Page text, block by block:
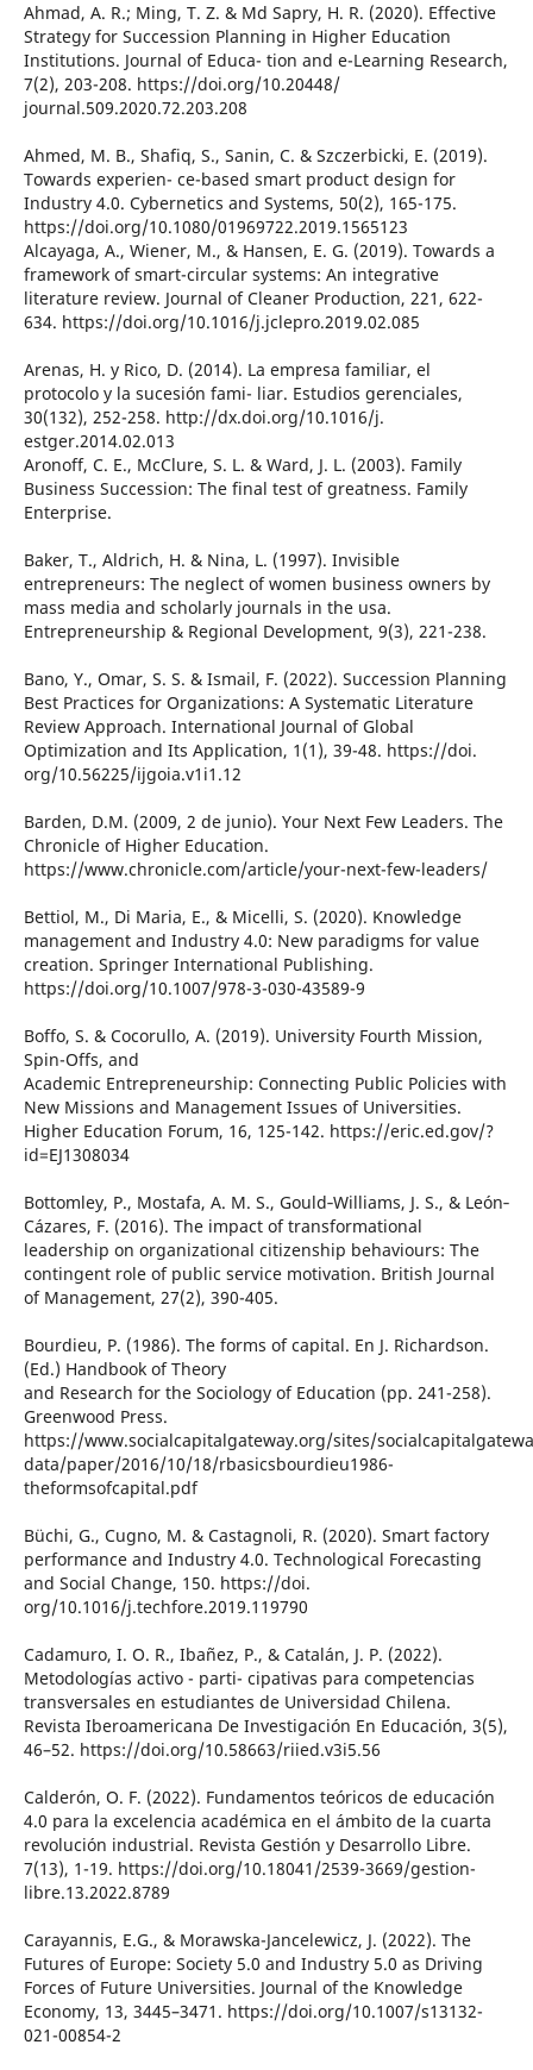
Ahmad, A. R.; Ming, T. Z. & Md Sapry, H. R. (2020). Effective
Strategy for Succession Planning in Higher Education
Institutions. Journal of Educa- tion and e-Learning Research,
7(2), 203-208. https://doi.org/10.20448/
journal.509.2020.72.203.208
Ahmed, M. B., Shafiq, S., Sanin, C. & Szczerbicki, E. (2019).
Towards experien- ce-based smart product design for
Industry 4.0. Cybernetics and Systems, 50(2), 165-175.
https://doi.org/10.1080/01969722.2019.1565123
Alcayaga, A., Wiener, M., & Hansen, E. G. (2019). Towards a
framework of smart-circular systems: An integrative
literature review. Journal of Cleaner Production, 221, 622-
634. https://doi.org/10.1016/j.jclepro.2019.02.085
Arenas, H. y Rico, D. (2014). La empresa familiar, el
protocolo y la sucesión fami- liar. Estudios gerenciales,
30(132), 252-258. http://dx.doi.org/10.1016/j.
estger.2014.02.013
Aronoff, C. E., McClure, S. L. & Ward, J. L. (2003). Family
Business Succession: The final test of greatness. Family
Enterprise.
Baker, T., Aldrich, H. & Nina, L. (1997). Invisible
entrepreneurs: The neglect of women business owners by
mass media and scholarly journals in the usa.
Entrepreneurship & Regional Development, 9(3), 221-238.
Bano, Y., Omar, S. S. & Ismail, F. (2022). Succession Planning
Best Practices for Organizations: A Systematic Literature
Review Approach. International Journal of Global
Optimization and Its Application, 1(1), 39-48. https://doi.
org/10.56225/ijgoia.v1i1.12
Barden, D.M. (2009, 2 de junio). Your Next Few Leaders. The
Chronicle of Higher Education.
https://www.chronicle.com/article/your-next-few-leaders/
Bettiol, M., Di Maria, E., & Micelli, S. (2020). Knowledge
management and Industry 4.0: New paradigms for value
creation. Springer International Publishing.
https://doi.org/10.1007/978-3-030-43589-9
Boffo, S. & Cocorullo, A. (2019). University Fourth Mission,
Spin-Offs, and
Academic Entrepreneurship: Connecting Public Policies with
New Missions and Management Issues of Universities.
Higher Education Forum, 16, 125-142. https://eric.ed.gov/?
id=EJ1308034
Bottomley, P., Mostafa, A. M. S., Gould‐Williams, J. S., & León‐
Cázares, F. (2016). The impact of transformational
leadership on organizational citizenship behaviours: The
contingent role of public service motivation. British Journal
of Management, 27(2), 390-405.
Bourdieu, P. (1986). The forms of capital. En J. Richardson.
(Ed.) Handbook of Theory
and Research for the Sociology of Education (pp. 241-258).
Greenwood Press.
https://www.socialcapitalgateway.org/sites/
data/paper/2016/10/18/rbasicsbourdieu1986-
theformsofcapital.pdf
Büchi, G., Cugno, M. & Castagnoli, R. (2020). Smart factory
performance and Industry 4.0. Technological Forecasting
and Social Change, 150. https://doi.
org/10.1016/j.techfore.2019.119790
Cadamuro, I. O. R., Ibañez, P., & Catalán, J. P. (2022).
Metodologías activo - parti- cipativas para competencias
transversales en estudiantes de Universidad Chilena.
Revista Iberoamericana De Investigación En Educación, 3(5),
46–52. https://doi.org/10.58663/riied.v3i5.56
Calderón, O. F. (2022). Fundamentos teóricos de educación
4.0 para la excelencia académica en el ámbito de la cuarta
revolución industrial. Revista Gestión y Desarrollo Libre.
7(13), 1-19. https://doi.org/10.18041/2539-3669/gestion-
libre.13.2022.8789
Carayannis, E.G., & Morawska-Jancelewicz, J. (2022). The
Futures of Europe: Society 5.0 and Industry 5.0 as Driving
Forces of Future Universities. Journal of the Knowledge
Economy, 13, 3445–3471. https://doi.org/10.1007/s13132-
021-00854-2